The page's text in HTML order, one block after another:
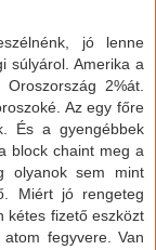
jó lenne
súlyárol. Amerika a
2%át.
Az egy főre
És a gyengébbek
block chaint meg a
olyanok sem mint
Miért jó rengeteg
kétes fizető eszközt
fegyvere. Van